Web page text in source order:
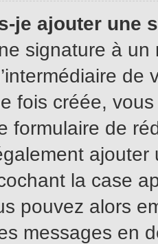
je ajouter une
signature à un
fois créée,
formulaire de
la case
pouvez alors
messages en